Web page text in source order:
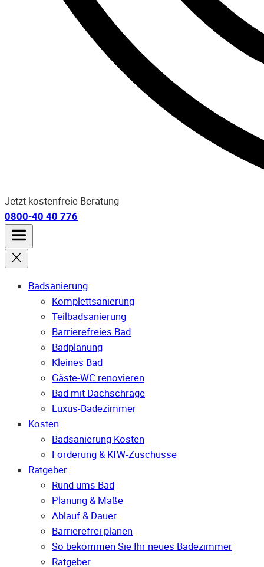
Jetzt kostenfreie Beratung
0800-40 40 776
Badsanierung
Komplettsanierung
Teilbadsanierung
Barrierefreies Bad
Badplanung
Kleines Bad
Gäste-WC renovieren
Bad mit Dachschräge
Luxus-Badezimmer
Kosten
Badsanierung Kosten
Förderung & KfW-Zuschüsse
Ratgeber
Rund ums Bad
Planung & Maße
Ablauf & Dauer
Barrierefrei planen
So bekommen Sie Ihr neues Badezimmer
Ratgeber